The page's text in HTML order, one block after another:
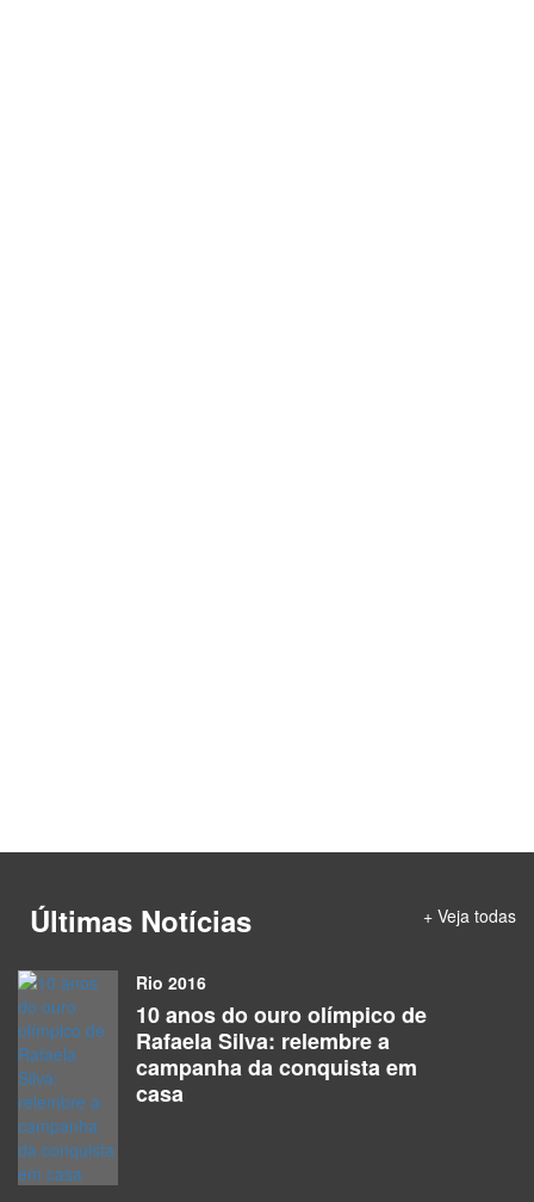
Últimas Notícias + Veja todas
Rio 2016
10 anos do ouro olímpico de
Rafaela Silva: relembre a
campanha da conquista em
casa